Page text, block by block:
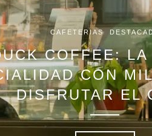
CAFETERIAS
COFFEE:
CON
DISFRUTAR EL